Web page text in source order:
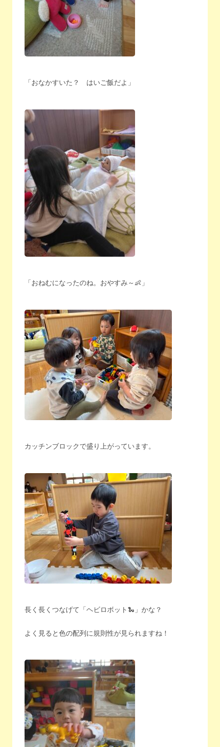
「おなかすいた？ はいご飯だよ」
「おねむになったのね。おやすみ～👶」
カッチンブロックで盛り上がっています。
長く長くつなげて「ヘビロボット🐍」かな？
よく見ると色の配列に規則性が見られますね！